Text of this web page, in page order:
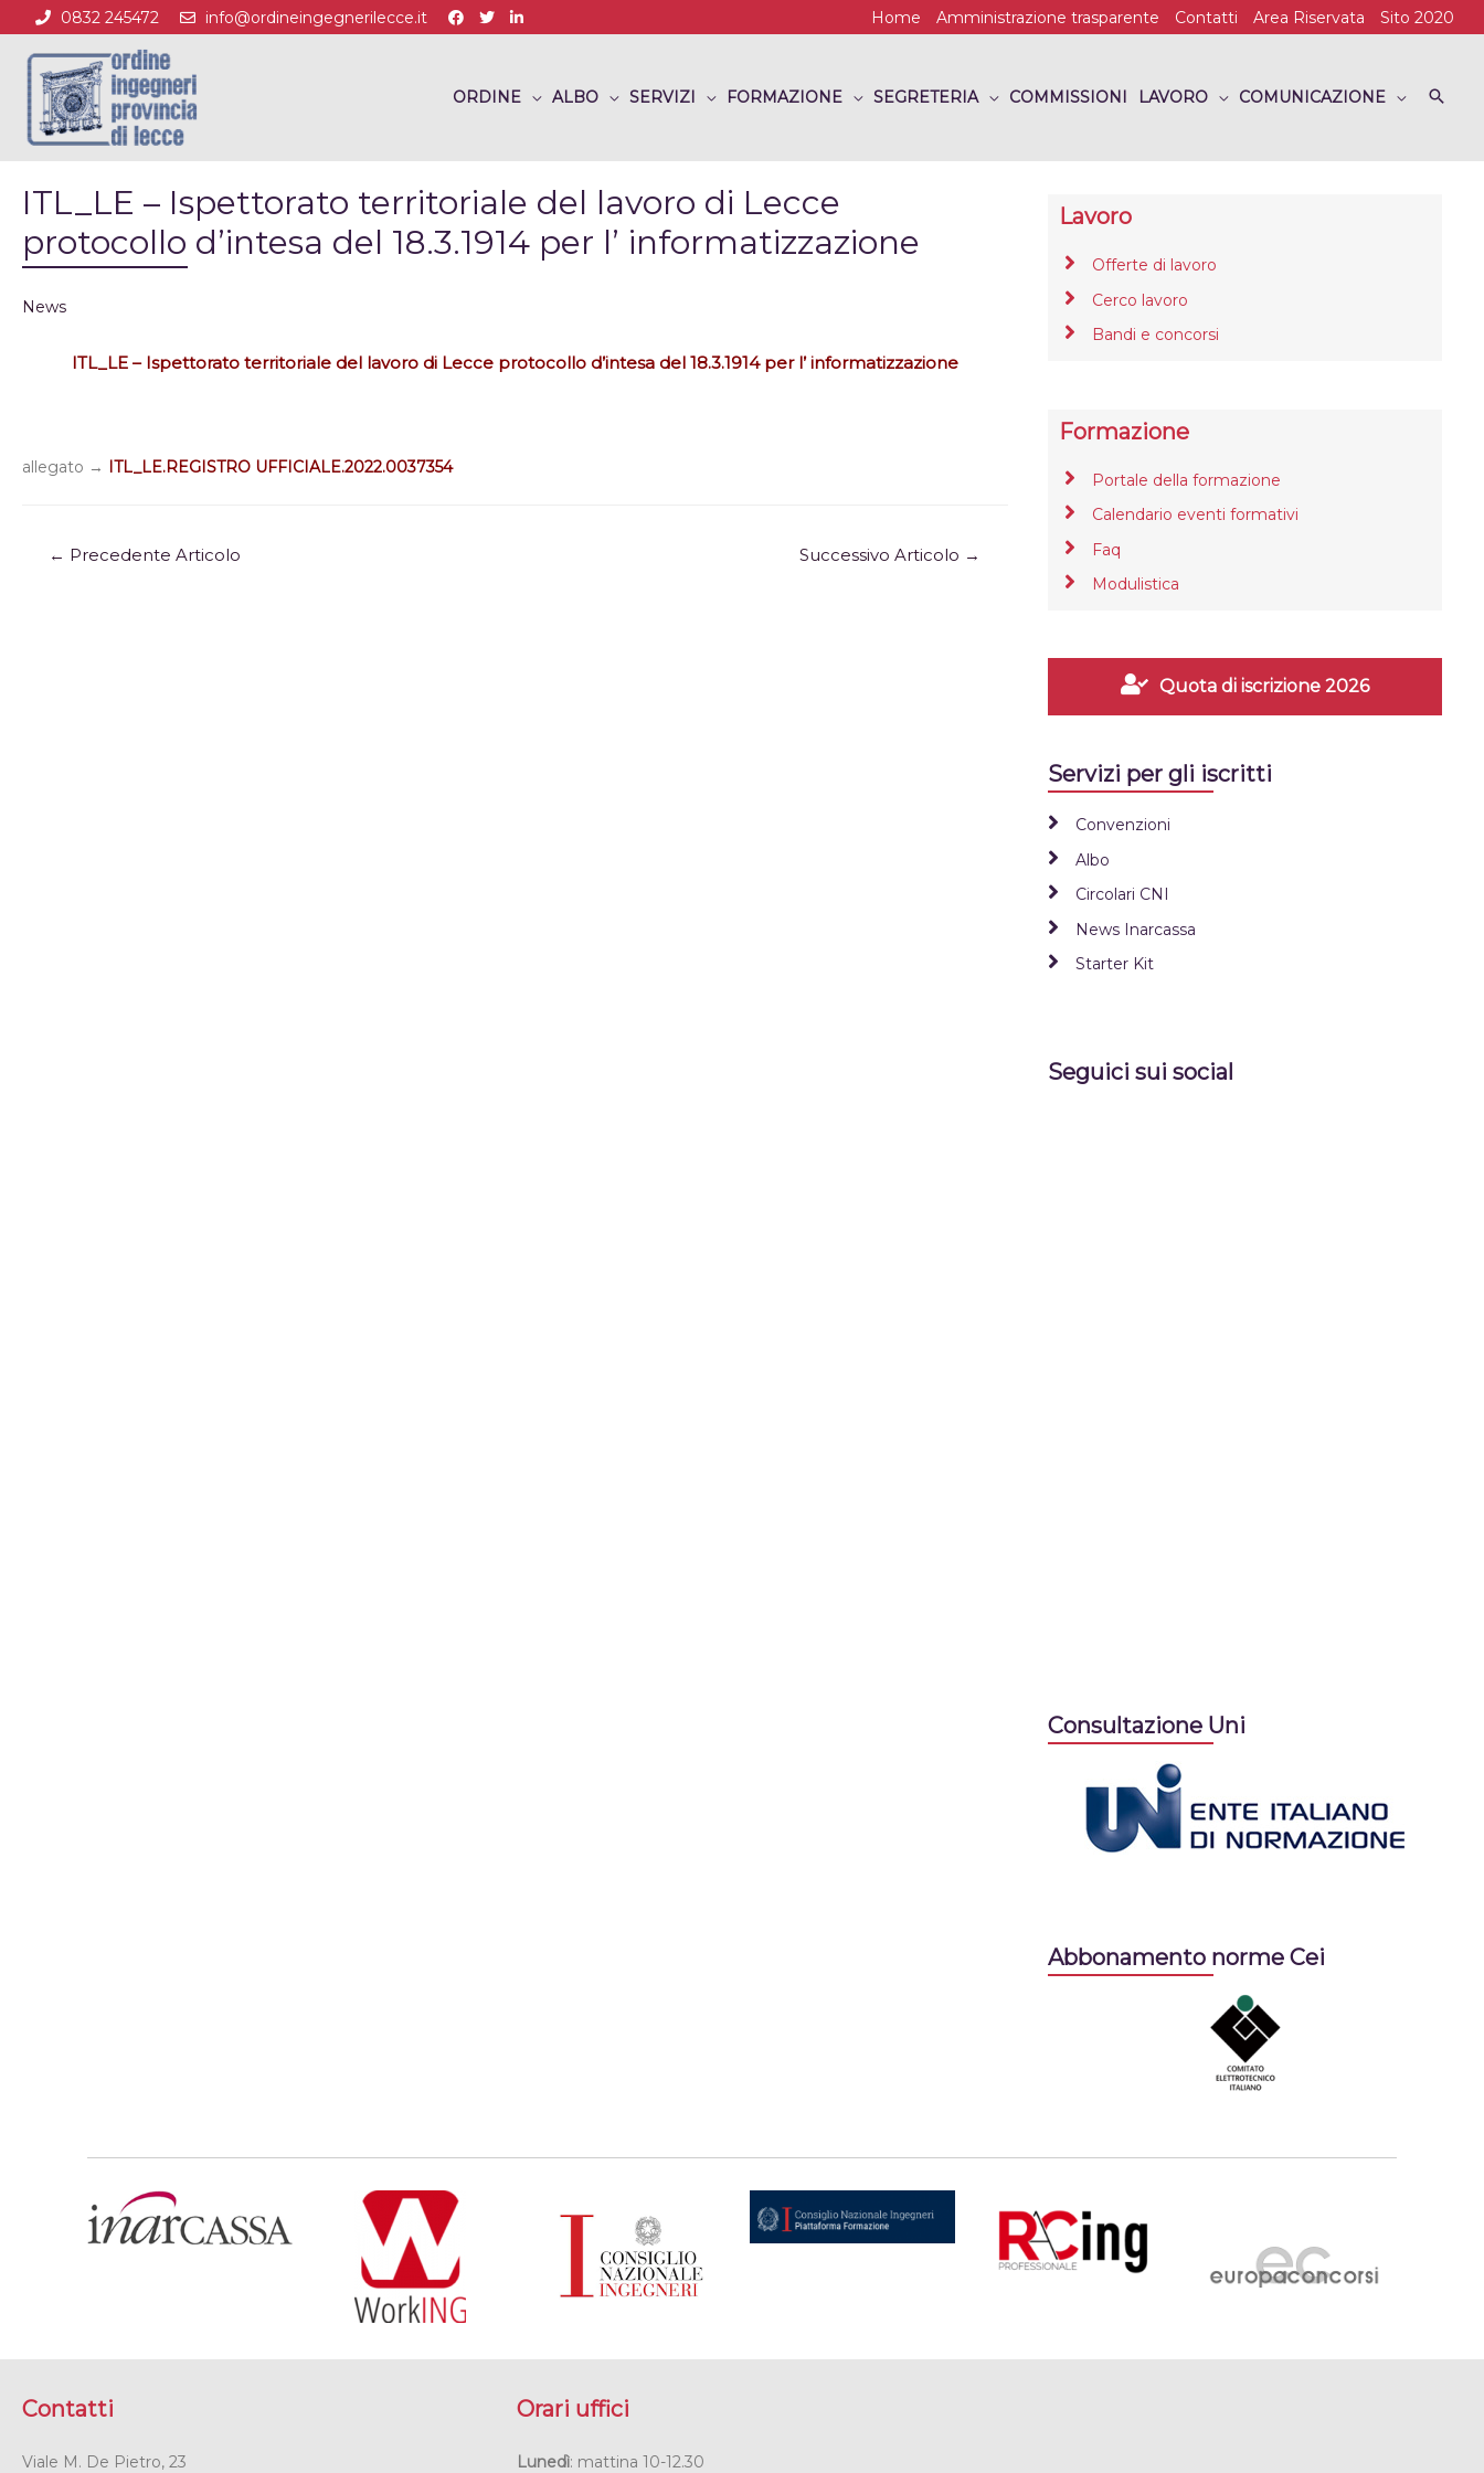
0832 245472 info@ordineingegnerilecce.it Home Amministrazione trasparente Contatti Area Riservata Sito 2020
ORDINE ALBO SERVIZI FORMAZIONE SEGRETERIA COMMISSIONI LAVORO COMUNICAZIONE
ITL_LE – Ispettorato territoriale del lavoro di Lecce
protocollo d’intesa del 18.3.1914 per l’ informatizzazione
News
ITL_LE – Ispettorato territoriale del lavoro di Lecce protocollo d’intesa del 18.3.1914 per l’ informatizzazione
allegato → ITL_LE.REGISTRO UFFICIALE.2022.0037354
← Precedente Articolo Successivo Articolo →
Lavoro
Offerte di lavoro
Cerco lavoro
Bandi e concorsi
Formazione
Portale della formazione
Calendario eventi formativi
Faq
Modulistica
Quota di iscrizione 2026
Servizi per gli iscritti
Convenzioni
Albo
Circolari CNI
News Inarcassa
Starter Kit
Seguici sui social
Consultazione Uni
Abbonamento norme Cei
Contatti
Viale M. De Pietro, 23
Orari uffici
Lunedì: mattina 10-12.30